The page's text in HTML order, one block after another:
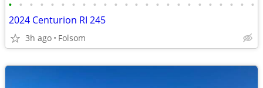
• • • • • • • • • • • • • • • • • • • • • • • •
2024 Centurion RI 245
3h ago Folsom